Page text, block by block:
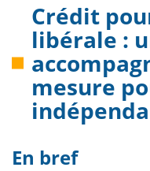
Crédit
libérale :
mesure
En bref